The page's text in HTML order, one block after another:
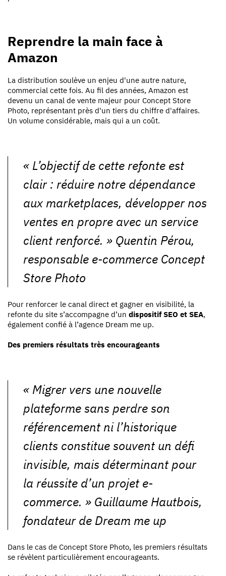
Reprendre la main face à
Amazon
La distribution soulève un enjeu d'une autre nature,
commercial cette fois. Au fil des années, Amazon est
devenu un canal de vente majeur pour Concept Store
Photo, représentant près d'un tiers du chiffre d'affaires.
Un volume considérable, mais qui a un coût.
« L’objectif de cette refonte est
clair : réduire notre dépendance
aux marketplaces, développer nos
ventes en propre avec un service
client renforcé. » Quentin Pérou,
responsable e-commerce Concept
Store Photo
Pour renforcer le canal direct et gagner en visibilité, la
refonte du site s’accompagne d’un dispositif SEO et SEA,
également confié à l’agence Dream me up.
Des premiers résultats très encourageants
« Migrer vers une nouvelle
plateforme sans perdre son
référencement ni l’historique
clients constitue souvent un défi
invisible, mais déterminant pour
la réussite d’un projet e-
commerce. » Guillaume Hautbois,
fondateur de Dream me up
Dans le cas de Concept Store Photo, les premiers résultats
se révèlent particulièrement encourageants.